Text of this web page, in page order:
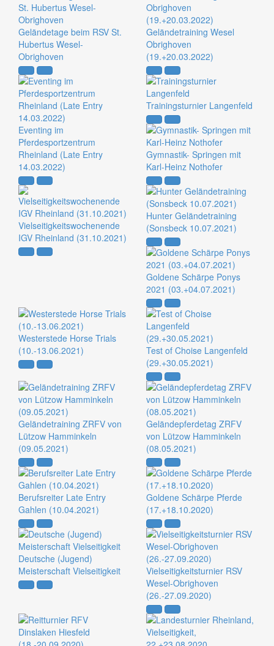
Geländetage beim RSV St.
Hubertus Wesel-
Obrighoven
Geländetraining Wesel
Obrighoven
(19.+20.03.2022)
Eventing im
Pferdesportzentrum
Rheinland (Late Entry
14.03.2022)
Trainingsturnier Langenfeld
Gymnastik- Springen mit
Karl-Heinz Nothofer
Vielseitigkeitswochenende
IGV Rheinland (31.10.2021)
Hunter Geländetraining
(Sonsbeck 10.07.2021)
Goldene Schärpe Ponys
2021 (03.+04.07.2021)
Westerstede Horse Trials
(10.-13.06.2021)
Test of Choise Langenfeld
(29.+30.05.2021)
Geländetraining ZRFV von
Lützow Hamminkeln
(09.05.2021)
Geländepferdetag ZRFV
von Lützow Hamminkeln
(08.05.2021)
Berufsreiter Late Entry
Gahlen (10.04.2021)
Goldene Schärpe Pferde
(17.+18.10.2020)
Deutsche (Jugend)
Meisterschaft Vielseitigkeit
Vielseitigkeitsturnier RSV
Wesel-Obrighoven
(26.-27.09.2020)